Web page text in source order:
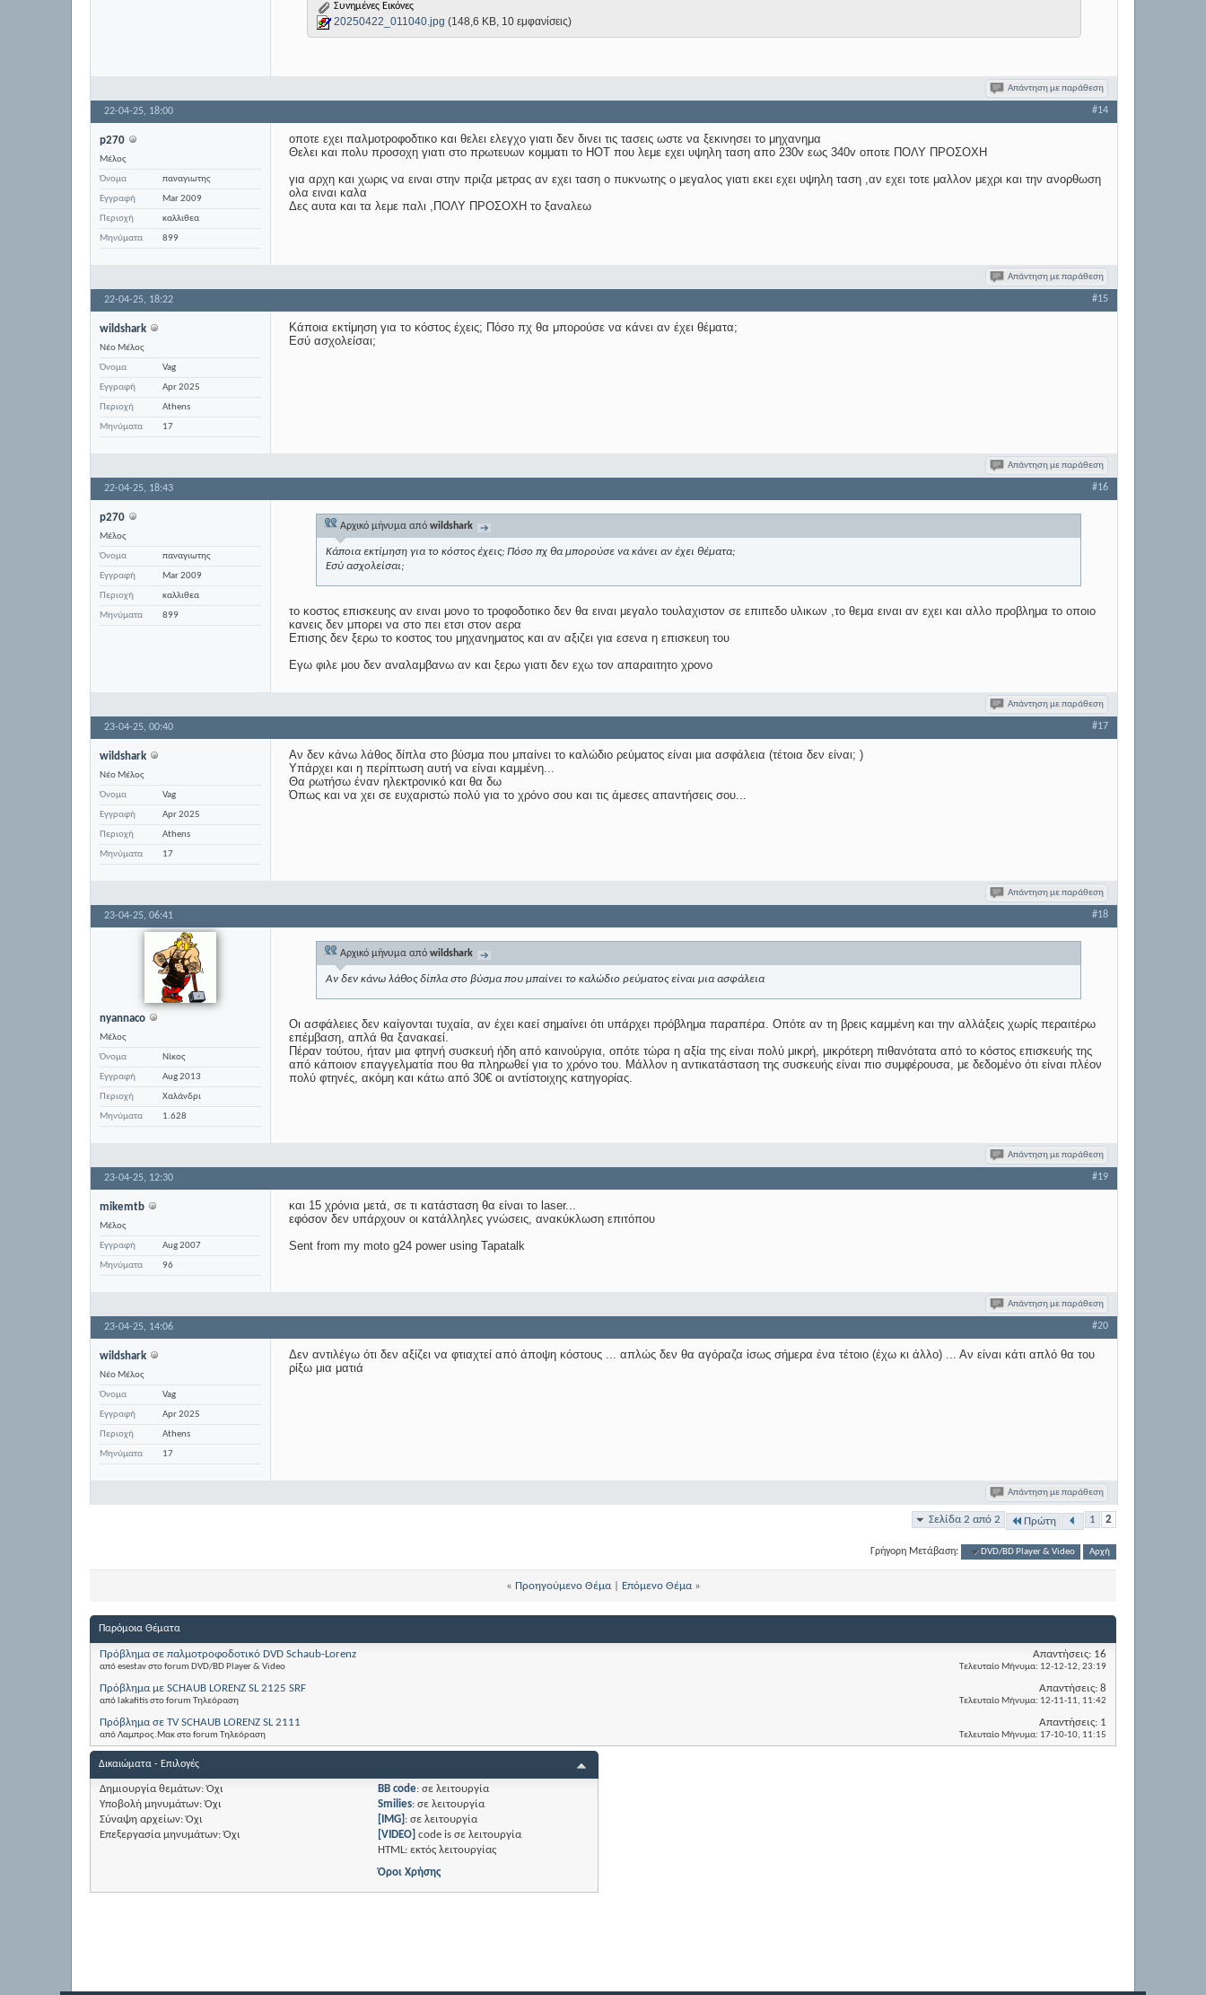
Συνημένες Εικόνες
20250422_011040.jpg (148,6 KB, 10 εμφανίσεις)
Απάντηση με παράθεση
22-04-25, 18:00 #14
p270
Μέλος
Όνομα
παναγιωτης
Εγγραφή
Mar 2009
Περιοχή
καλλιθεα
Μηνύματα
899
οποτε εχει παλμοτροφοδτικο και θελει ελεγχο γιατι δεν δινει τις τασεις ωστε να ξεκινησει το μηχανημα
Θελει και πολυ προσοχη γιατι στο πρωτευων κομματι το HOT που λεμε εχει υψηλη ταση απο 230v εως 340v οποτε ΠΟΛΥ ΠΡΟΣΟΧΗ
για αρχη και χωρις να ειναι στην πριζα μετρας αν εχει ταση ο πυκνωτης ο μεγαλος γιατι εκει εχει υψηλη ταση ,αν εχει τοτε μαλλον μεχρι και την ανορθωση
ολα ειναι καλα
Δες αυτα και τα λεμε παλι ,ΠΟΛΥ ΠΡΟΣΟΧΗ το ξαναλεω
Απάντηση με παράθεση
22-04-25, 18:22 #15
wildshark
Νέο Μέλος
Όνομα
Vag
Εγγραφή
Apr 2025
Περιοχή
Athens
Μηνύματα
17
Κάποια εκτίμηση για το κόστος έχεις; Πόσο πχ θα μπορούσε να κάνει αν έχει θέματα;
Εσύ ασχολείσαι;
Απάντηση με παράθεση
22-04-25, 18:43 #16
p270
Μέλος
Όνομα
παναγιωτης
Εγγραφή
Mar 2009
Περιοχή
καλλιθεα
Μηνύματα
899
Αρχικό μήνυμα απόwildshark
Κάποια εκτίμηση για το κόστος έχεις; Πόσο πχ θα μπορούσε να κάνει αν έχει θέματα;
Εσύ ασχολείσαι;
το κοστος επισκευης αν ειναι μονο το τροφοδοτικο δεν θα ειναι μεγαλο τουλαχιστον σε επιπεδο υλικων ,το θεμα ειναι αν εχει και αλλο προβλημα το οποιο
κανεις δεν μπορει να στο πει ετσι στον αερα
Επισης δεν ξερω το κοστος του μηχανηματος και αν αξιζει για εσενα η επισκευη του
Εγω φιλε μου δεν αναλαμβανω αν και ξερω γιατι δεν εχω τον απαραιτητο χρονο
Απάντηση με παράθεση
23-04-25,00:40 #17
wildshark
Νέο Μέλος
Όνομα
Vag
Εγγραφή
Apr 2025
Περιοχή
Athens
Μηνύματα
17
Αν δεν κάνω λάθος δίπλα στο βύσμα που μπαίνει το καλώδιο ρεύματος είναι μια ασφάλεια (τέτοια δεν είναι; )
Υπάρχει και η περίπτωση αυτή να είναι καμμένη...
Θα ρωτήσω έναν ηλεκτρονικό και θα δω
Όπως και να χει σε ευχαριστώ πολύ για το χρόνο σου και τις άμεσες απαντήσεις σου...
Απάντηση με παράθεση
23-04-25,06:41 #18
nyannaco
Μέλος
Όνομα
Νίκος
Εγγραφή
Aug 2013
Περιοχή
Χαλάνδρι
Μηνύματα
1.628
Αρχικό μήνυμα απόwildshark
Αν δεν κάνω λάθος δίπλα στο βύσμα που μπαίνει το καλώδιο ρεύματος είναι μια ασφάλεια
Οι ασφάλειες δεν καίγονται τυχαία, αν έχει καεί σημαίνει ότι υπάρχει πρόβλημα παραπέρα. Οπότε αν τη βρεις καμμένη και την αλλάξεις χωρίς περαιτέρω
επέμβαση, απλά θα ξανακαεί.
Πέραν τούτου, ήταν μια φτηνή συσκευή ήδη από καινούργια, οπότε τώρα η αξία της είναι πολύ μικρή, μικρότερη πιθανότατα από το κόστος επισκευής της
από κάποιον επαγγελματία που θα πληρωθεί για το χρόνο του. Μάλλον η αντικατάσταση της συσκευής είναι πιο συμφέρουσα, με δεδομένο ότι είναι πλέον
πολύ φτηνές, ακόμη και κάτω από 30€ οι αντίστοιχης κατηγορίας.
Απάντηση με παράθεση
23-04-25, 12:30 #19
mikemtb
Μέλος
Εγγραφή
Aug 2007
Μηνύματα
96
και 15 χρόνια μετά, σε τι κατάσταση θα είναι το laser...
εφόσον δεν υπάρχουν οι κατάλληλες γνώσεις, ανακύκλωση επιτόπου
Sent from my moto g24 power using Tapatalk
Απάντηση με παράθεση
23-04-25, 14:06 #20
wildshark
Νέο Μέλος
Όνομα
Vag
Εγγραφή
Apr 2025
Περιοχή
Athens
Μηνύματα
17
Δεν αντιλέγω ότι δεν αξίζει να φτιαχτεί από άποψη κόστους ... απλώς δεν θα αγόραζα ίσως σήμερα ένα τέτοιο (έχω κι άλλο) ... Αν είναι κάτι απλό θα του
ρίξω μια ματιά
Απάντηση με παράθεση
Σελίδα 2 από 2 Πρώτη 1 2
Γρήγορη Μετάβαση: DVD/BD Player & Video Αρχή
« Προηγούμενο Θέμα| Επόμενο Θέμα »
Παρόμοια Θέματα
Πρόβλημα σε παλμoτροφοδοτικό DVD Schaub-Lorenz
από esestav στο forum DVD/BD Player & Video
Απαντήσεις:16
Τελευταίο Μήνυμα: 12-12-12, 23:19
Πρόβλημα με SCHAUB LORENZ SL 2125 SRF
από lakafitis στο forum Τηλεόραση
Απαντήσεις:8
Τελευταίο Μήνυμα: 12-11-11, 11:42
Πρόβλημα σε TV SCHAUB LORENZ SL 2111
από Λαμπρος.Μακ στο forum Τηλεόραση
Απαντήσεις:1
Τελευταίο Μήνυμα: 17-10-10, 11:15
Δικαιώματα - Επιλογές
Δημιουργία θεμάτων:Όχι
Υποβολή μηνυμάτων:Όχι
Σύναψη αρχείων:Όχι
Επεξεργασία μηνυμάτων:Όχι
BB code: σε λειτουργία
Smilies: σε λειτουργία
[IMG] : σε λειτουργία
[VIDEO] code is σε λειτουργία
HTML: εκτός λειτουργίας
Όροι Χρήσης